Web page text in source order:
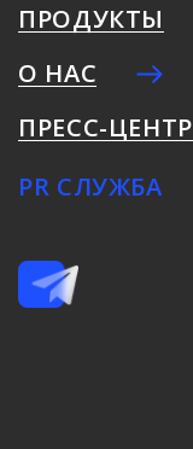
ПРОДУКТЫ
О НАС
ПРЕСС-ЦЕНТР
PR СЛУЖБА